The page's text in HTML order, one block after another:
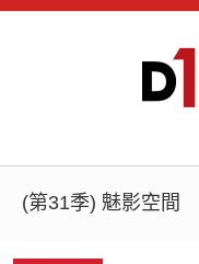
(第31季) 魅影空間